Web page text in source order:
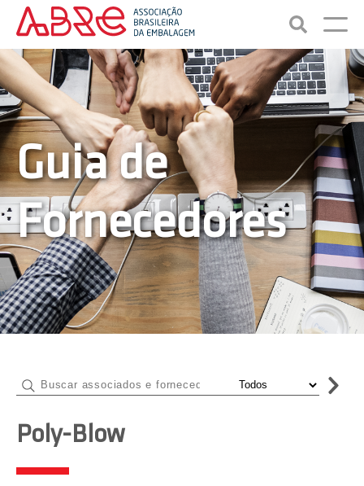
Guia de
Fornecedores
Poly-Blow